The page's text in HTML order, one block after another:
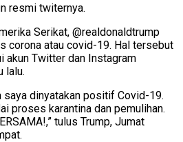
resmi twiternya.
Serikat, @realdonaldtrump
corona atau covid-19. Hal tersebut
akun Twitter dan Instagram
lalu.
saya dinyatakan positif Covid-19.
proses karantina dan pemulihan.
tulus Trump, Jumat